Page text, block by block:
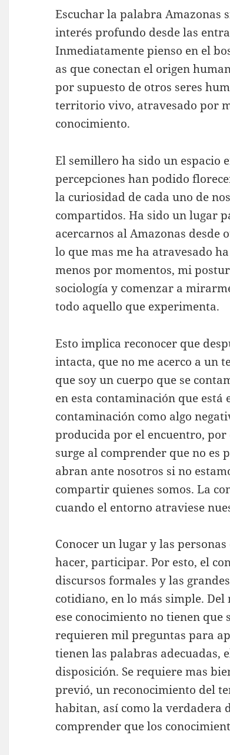
Escuchar la palabra Amazonas
interés profundo desde las
Inmediatamente pienso en el
as que conectan el origen
por supuesto de otros seres
territorio vivo, atravesado por
conocimiento.
El semillero ha sido un espacio
percepciones han podido
la curiosidad de cada uno de
compartidos. Ha sido un lugar
acercarnos al Amazonas desde
lo que mas me ha atravesado
menos por momentos, mi
sociología y comenzar a
todo aquello que experimenta.
Esto implica reconocer que
intacta, que no me acerco a un
que soy un cuerpo que se
en esta contaminación que
contaminación como algo
producida por el encuentro,
surge al comprender que no es
abran ante nosotros si no
compartir quienes somos. La
cuando el entorno atraviese
Conocer un lugar y las
hacer, participar. Por esto, el
discursos formales y las
cotidiano, en lo más simple.
ese conocimiento no tienen que
requieren mil preguntas para
tienen las palabras adecuadas,
disposición. Se requiere mas
previó, un reconocimiento del
habitan, así como la
comprender que los